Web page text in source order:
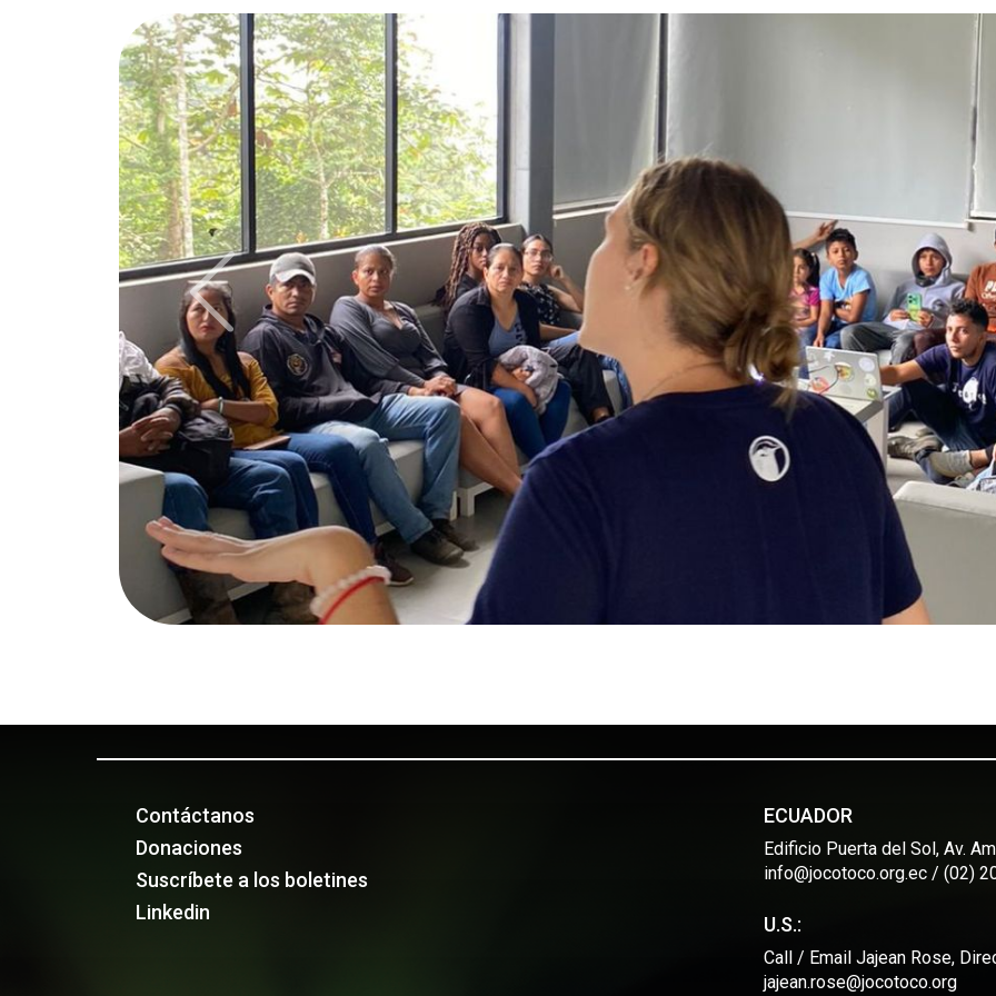
Previous
Contáctanos
Donaciones
Suscríbete a los boletines
Linkedin
ECUADOR
Edificio Puerta del Sol, Av.
info@jocotoco.org.ec / (02)
U.S.:
Call / Email Jajean Rose,
jajean.rose@jocotoco.org